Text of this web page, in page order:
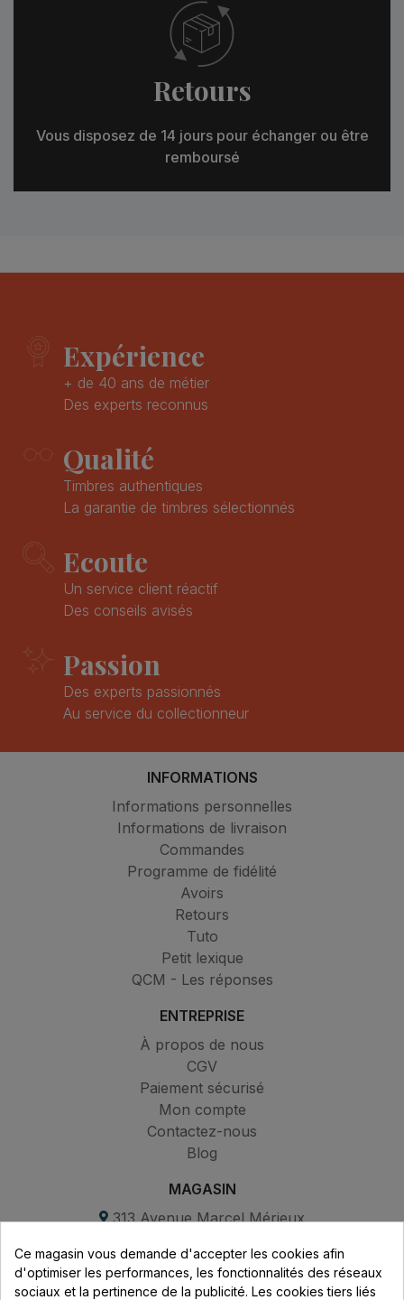
Retours
Vous disposez de 14 jours pour échanger ou être
remboursé
Expérience
+ de 40 ans de métier
Des experts reconnus
Qualité
Timbres authentiques
La garantie de timbres sélectionnés
Ecoute
Un service client réactif
Des conseils avisés
Passion
Des experts passionnés
Au service du collectionneur
INFORMATIONS
Informations personnelles
Informations de livraison
Commandes
Programme de fidélité
Avoirs
Retours
Tuto
Petit lexique
QCM - Les réponses
ENTREPRISE
À propos de nous
CGV
Paiement sécurisé
Mon compte
Contactez-nous
Blog
MAGASIN
313 Avenue Marcel Mérieux
69530 Brignais
Ce magasin vous demande d'accepter les cookies afin
d'optimiser les performances, les fonctionnalités des réseaux
sociaux et la pertinence de la publicité. Les cookies tiers liés